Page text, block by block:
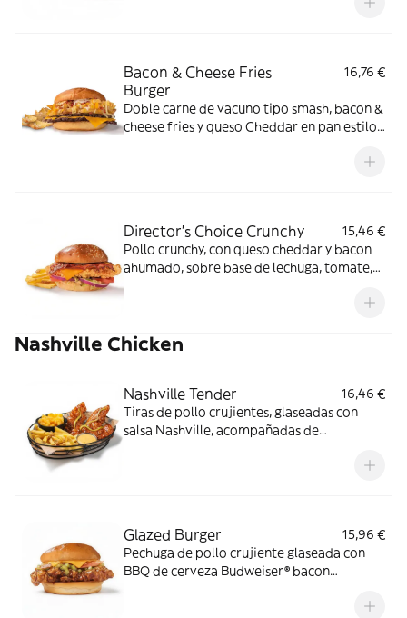
Bacon & Cheese Fries
Burger
16,76 €
Doble carne de vacuno tipo smash, bacon &
cheese fries y queso Cheddar en pan estilo
Director's Choice Crunchy
15,46 €
Pollo crunchy, con queso cheddar y bacon
ahumado, sobre base de lechuga, tomate,
Nashville Chicken
Nashville Tender
16,46 €
Tiras de pollo crujientes, glaseadas con
salsa Nashville, acompañadas de
Glazed Burger
15,96 €
Pechuga de pollo crujiente glaseada con
BBQ de cerveza Budweiser® bacon